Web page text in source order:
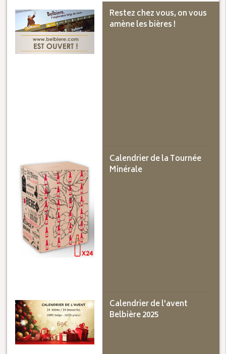
Restez chez vous, on vous
amène les bières !
Calendrier de la Tournée
Minérale
Calendrier de l'avent
Belbière 2025